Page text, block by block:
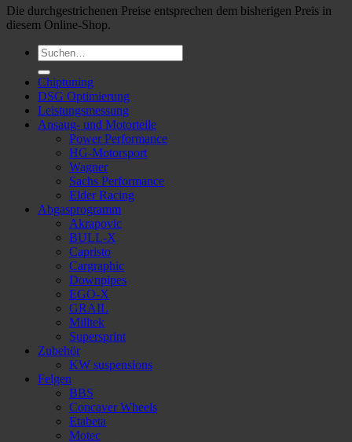
Die durchgestrichenen Preise entsprechen dem bisherigen Preis in
diesem Online-Shop.
Suche
nach:
Chiptuning
DSG Optimierung
Leistungsmessung
Ansaug- und Motorteile
Power Performance
HG-Motorsport
Wagner
Sachs Performance
Elder Racing
Abgasprogramm
Akrapovic
BULL-X
Capristo
Cargraphic
Downpipes
EGO-X
GRAIL
Milltek
Supersprint
Zubehör
KW suspensions
Felgen
BBS
Concaver Wheels
Etabeta
Motec